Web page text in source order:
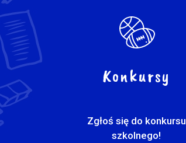
Konkursy
Zgłoś się do konkursu
szkolnego!